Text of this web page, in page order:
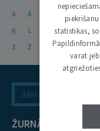
A Ā Č
Ķ
L M N Ņ
Z
Ž
ŽURNĀLS
statistikas,
varat